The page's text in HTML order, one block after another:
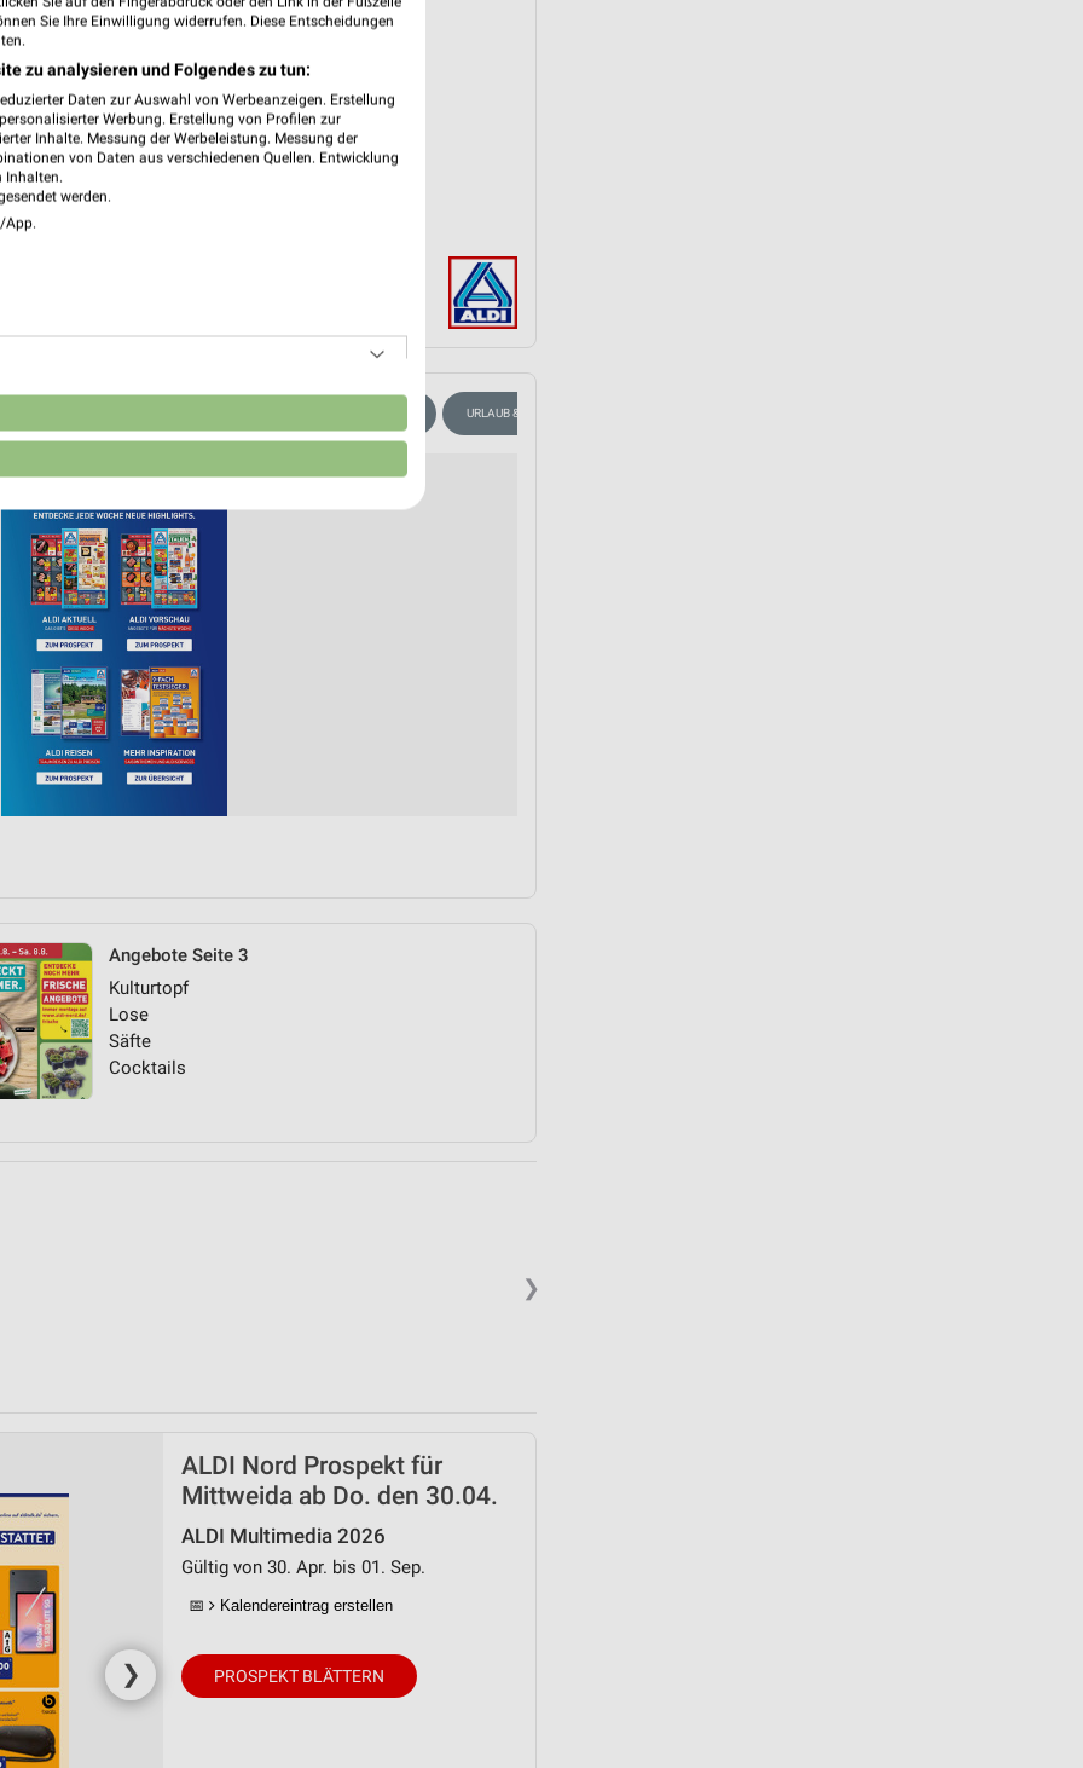
❯
📅 Kalendereintrag erstellen
PROSPEKT BLÄTTERN
URLAUB & REISEN
Angebote Seite 3
Kulturtopf
Lose
Säfte
Cocktails
❯
❯
ALDI Nord Prospekt für
Mittweida ab Do. den 30.04.
ALDI Multimedia 2026
Gültig von 30. Apr. bis 01. Sep.
📅 Kalendereintrag erstellen
PROSPEKT BLÄTTERN
Sie Ihre Einwilligung widerrufen. Diese Entscheidungen
zu analysieren und Folgendes zu tun:
Daten zur Auswahl von Werbeanzeigen. Erstellung
Werbung. Erstellung von Profilen zur
Inhalte. Messung der Werbeleistung. Messung der
von Daten aus verschiedenen Quellen. Entwicklung
Inhalten.
werden.
App.
Daten aus verschiedenen